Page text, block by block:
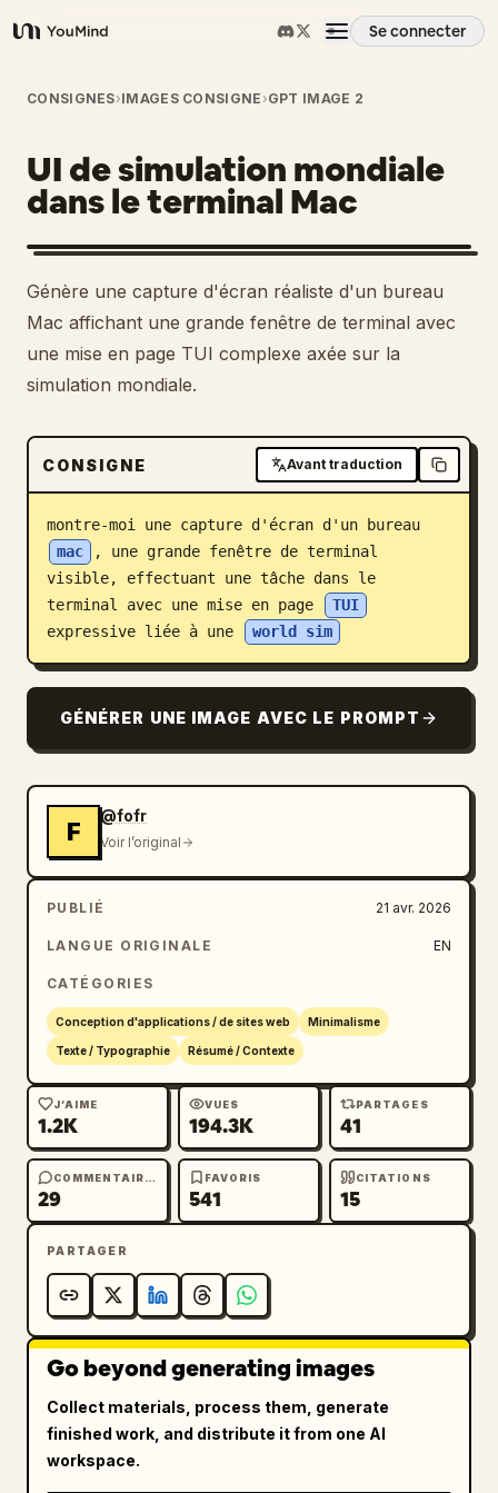
YouMind
Se connecter
Aperçu
Cas d'usage
Compétences
Invites
Tarifs
Télécharger
Blog
Mises à jour
CONSIGNES›IMAGES CONSIGNE ›GPT IMAGE 2
UI de simulation mondiale
dans le terminal Mac
Génère une capture d'écran réaliste d'un bureau
Mac affichant une grande fenêtre de terminal avec
une mise en page TUI complexe axée sur la
simulation mondiale.
CONSIGNE Avant traduction
montre-moi une capture d'écran d'un bureau
mac
, une grande fenêtre de terminal
visible, effectuant une tâche dans le
terminal avec une mise en page
TUI
expressive liée à une
world sim
GÉNÉRER UNE IMAGE AVEC LE PROMPT
F
@fofr
Voir l’original
PUBLIÉ 21 avr. 2026
LANGUE ORIGINALE EN
CATÉGORIES
Conception d'applications / de sites web Minimalisme
Texte / Typographie Résumé / Contexte
J’AIME
1.2K
VUES
194.3K
PARTAGES
41
COMMENTAIRES
29
FAVORIS
541
CITATIONS
15
PARTAGER
Go beyond generating images
Collect materials, process them, generate
finished work, and distribute it from one AI
workspace.